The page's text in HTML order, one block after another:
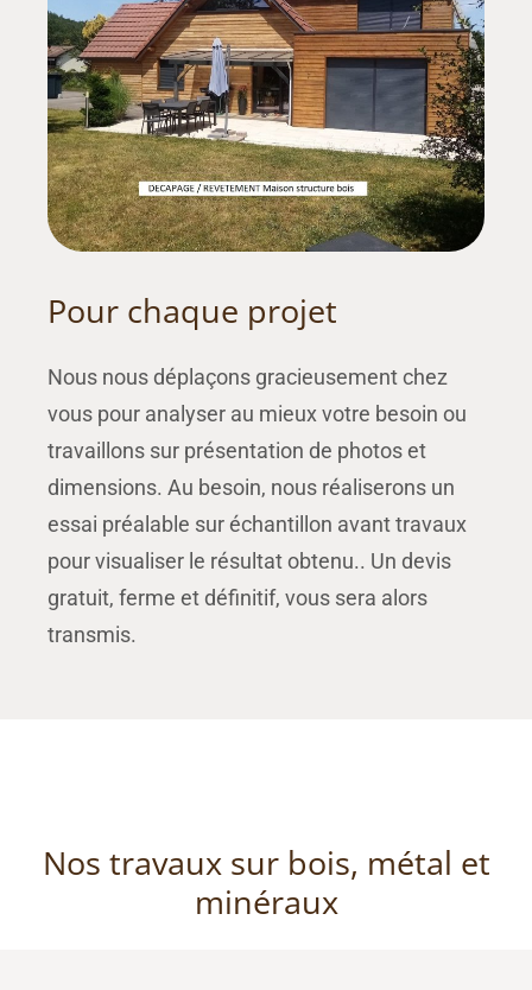
Pour chaque projet
Nous nous déplaçons gracieusement chez
vous pour analyser au mieux votre besoin ou
travaillons sur présentation de photos et
dimensions. Au besoin, nous réaliserons un
essai préalable sur échantillon avant travaux
pour visualiser le résultat obtenu.. Un devis
gratuit, ferme et définitif, vous sera alors
transmis.
Nos travaux sur bois, métal et
minéraux